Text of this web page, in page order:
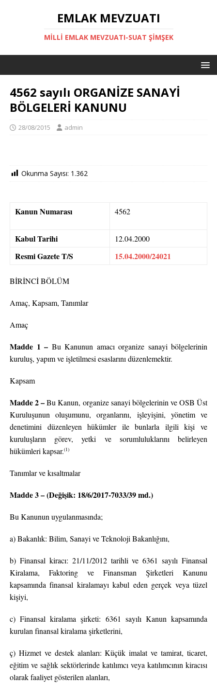
EMLAK MEVZUATI
MILLI EMLAK MEVZUATI-SUAT ŞİMŞEK
4562 sayılı ORGANİZE SANAYİ
BÖLGELERİ KANUNU
28/08/2015 admin
Okunma Sayısı: 1.362
Kanun Numarası 4562
Kabul Tarihi 12.04.2000
Resmi Gazete T/S 15.04.2000/24021
BİRİNCİ BÖLÜM
Amaç, Kapsam, Tanımlar
Amaç
Madde 1 – Bu Kanunun amacı organize sanayi bölgelerinin
kuruluş, yapım ve işletilmesi esaslarını düzenlemektir.
Kapsam
Madde 2 –Bu Kanun, organize sanayi bölgelerinin ve OSB Üst
Kuruluşunun oluşumunu, organlarını, işleyişini, yönetim ve
denetimini düzenleyen hükümler ile bunlarla ilgili kişi ve
kuruluşların görev, yetki ve sorumluluklarını belirleyen
hükümleri kapsar.(1)
Tanımlar ve kısaltmalar
Madde 3 – (Değişik: 18/6/2017-7033/39 md.)
Bu Kanunun uygulanmasında;
a) Bakanlık: Bilim, Sanayi ve Teknoloji Bakanlığını,
b) Finansal kiracı: 21/11/2012 tarihli ve 6361 sayılı Finansal
Kiralama, Faktoring ve Finansman Şirketleri Kanunu
kapsamında finansal kiralamayı kabul eden gerçek veya tüzel
kişiyi,
c) Finansal kiralama şirketi: 6361 sayılı Kanun kapsamında
kurulan finansal kiralama şirketlerini,
ç) Hizmet ve destek alanları: Küçük imalat ve tamirat, ticaret,
eğitim ve sağlık sektörlerinde katılımcı veya katılımcının kiracısı
olarak faaliyet gösterilen alanları,